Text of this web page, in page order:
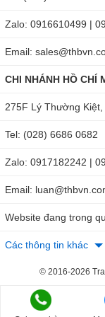
Zalo: 0916610499 |
Email:
CHI NHÁNH HỒ CHÍ
275F Lý Thường
Tel: (028) 6686 0682
Zalo: 0917182242 |
Email:
Website đang trong
Các thông tin khác
© 2016-2026